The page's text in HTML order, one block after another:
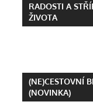
RADOSTI A
ŽIVOTA
(NE)CESTOVNÍ
(NOVINKA)